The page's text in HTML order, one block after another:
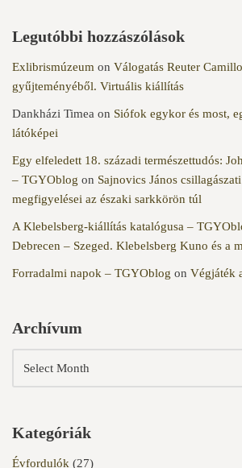
Legutóbbi hozzászólások
Exlibrismúzeum on Válogatás Reuter
gyűjteményéből. Virtuális kiállítás
Dankházi Timea on Siófok egykor és most,
látóképei
Egy elfeledett 18. századi természettudós:
– TGYOblog on Sajnovics János
megfigyelései az északi sarkkörön túl
A Klebelsberg-kiállítás katalógusa –
Debrecen – Szeged. Klebelsberg Kuno és a
Forradalmi napok – TGYOblog on Végjáték
Archívum
Kategóriák
Évfordulók (27)